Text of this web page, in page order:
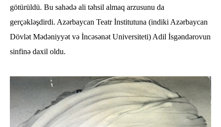
götürüldü. Bu sahədə ali təhsil almaq arzusunu da
gerçəkləşdirdi. Azərbaycan Teatr İnstitutuna (indiki Azərbaycan
Dövlət Mədəniyyət və İncəsənət Universiteti) Adil İsgəndərovun
sinfinə daxil oldu.